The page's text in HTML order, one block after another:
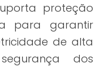
proteção
para garantir
de alta
dos